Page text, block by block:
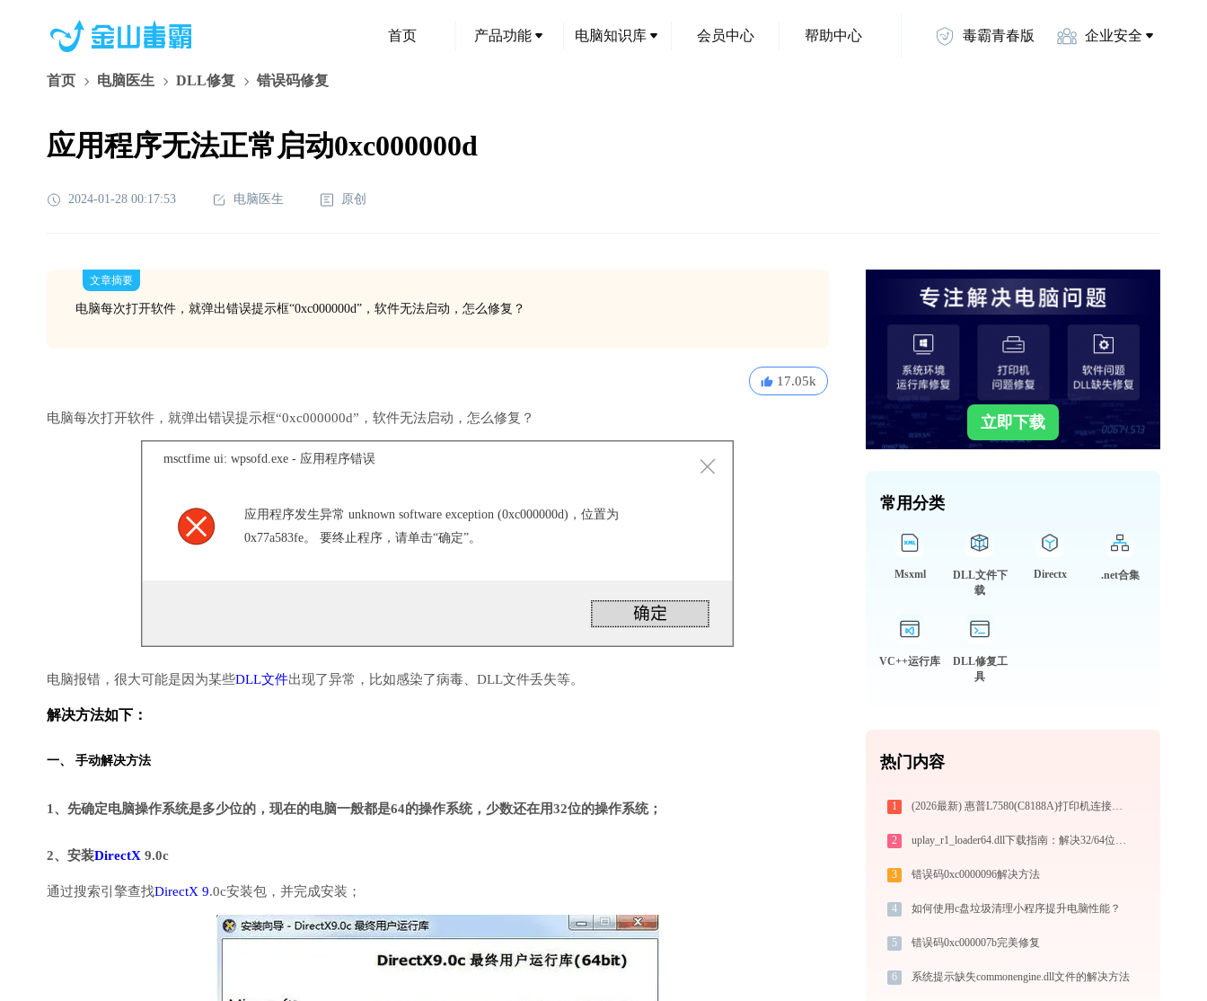
首页 产品功能 电脑知识库 会员中心 帮助中心 毒霸青春版 企业安全
首页 电脑医生 DLL修复 错误码修复
应用程序无法正常启动0xc000000d
2024-01-28 00:17:53 电脑医生 原创
文章摘要
电脑每次打开软件，就弹出错误提示框“0xc000000d”，软件无法启动，怎么修复？
17.05k
电脑每次打开软件，就弹出错误提示框“0xc000000d”，软件无法启动，怎么修复？
msctfime ui: wpsofd.exe - 应用程序错误
应用程序发生异常 unknown software exception (0xc000000d)，位置为
0x77a583fe。 要终止程序，请单击“确定”。
电脑报错，很大可能是因为某些DLL文件出现了异常，比如感染了病毒、DLL文件丢失等。
解决方法如下：
一、 手动解决方法
1、先确定电脑操作系统是多少位的，现在的电脑一般都是64的操作系统，少数还在用32位的操作系统；
2、安装DirectX 9.0c
通过搜索引擎查找DirectX 9.0c安装包，并完成安装；
立即下载
常用分类
Msxml
DLL文件下
载
Directx .net合集
VC++运行库
DLL修复工
具
热门内容
1 (2026最新) 惠普L7580(C8188A)打印机连接问题解决方法 - 金山毒霸
2 uplay_r1_loader64.dll下载指南：解决32/64位系统DLL缺失问题（官方免费版）
3 错误码0xc0000096解决方法
4 如何使用c盘垃圾清理小程序提升电脑性能？
5 错误码0xc000007b完美修复
6 系统提示缺失commonengine.dll文件的解决方法